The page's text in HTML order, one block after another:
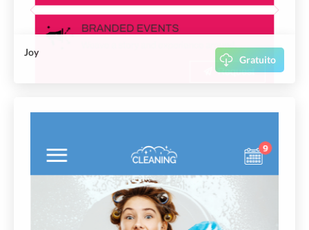
Joy
Gratuito